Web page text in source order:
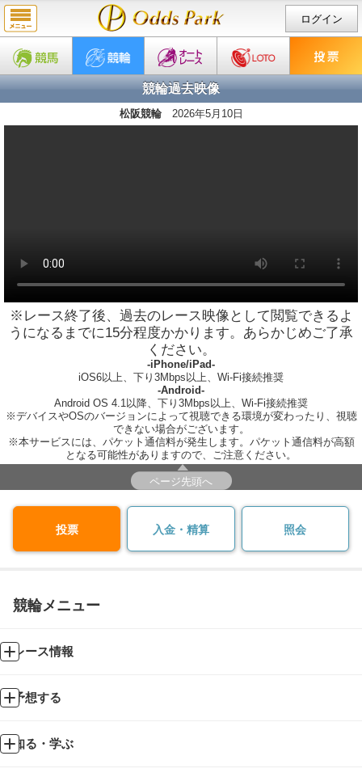
ログイン
競輪過去映像
松阪競輪 2026年5月10日
※レース終了後、過去のレース映像として閲覧できるよ
うになるまでに15分程度かかります。あらかじめご了承
ください。
-iPhone/iPad-
iOS6以上、下り3Mbps以上、Wi-Fi接続推奨
-Android-
Android OS 4.1以降、下り3Mbps以上、Wi-Fi接続推奨
※デバイスやOSのバージョンによって視聴できる環境が変わったり、視聴
できない場合がございます。
※本サービスには、パケット通信料が発生します。パケット通信料が高額
となる可能性がありますので、ご注意ください。
ページ先頭へ
投票 入金・精算 照会
競輪メニュー
レース情報
予想する
知る・学ぶ